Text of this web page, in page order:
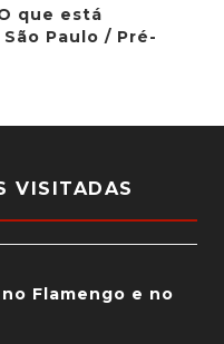
que está
Paulo / Pré-
VISITADAS
Flamengo e no